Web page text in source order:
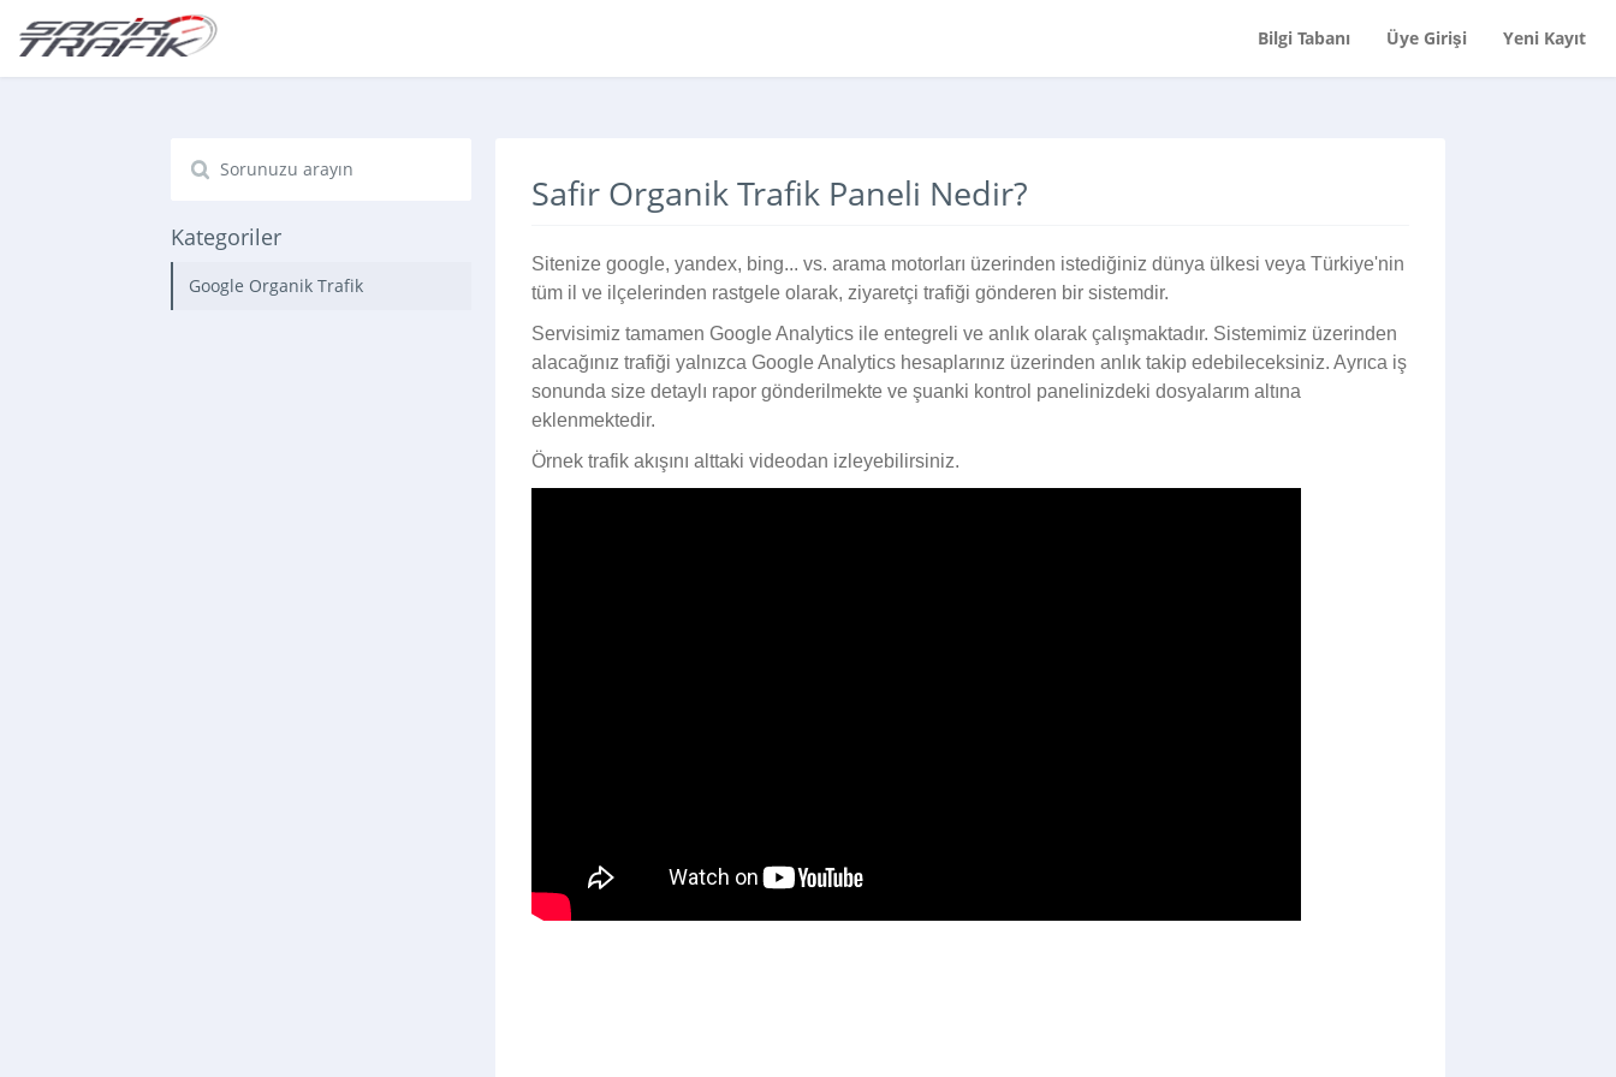
Bilgi Tabanı Üye Girişi Yeni Kayıt
Kategoriler
Google Organik Trafik
Safir Organik Trafik Paneli Nedir?
Sitenize google, yandex, bing... vs. arama motorları üzerinden istediğiniz dünya ülkesi veya Türkiye'nin
tüm il ve ilçelerinden rastgele olarak, ziyaretçi trafiği gönderen bir sistemdir.
Servisimiz tamamen Google Analytics ile entegreli ve anlık olarak çalışmaktadır. Sistemimiz üzerinden
alacağınız trafiği yalnızca Google Analytics hesaplarınız üzerinden anlık takip edebileceksiniz. Ayrıca iş
sonunda size detaylı rapor gönderilmekte ve şuanki kontrol panelinizdeki dosyalarım altına
eklenmektedir.
Örnek trafik akışını alttaki videodan izleyebilirsiniz.